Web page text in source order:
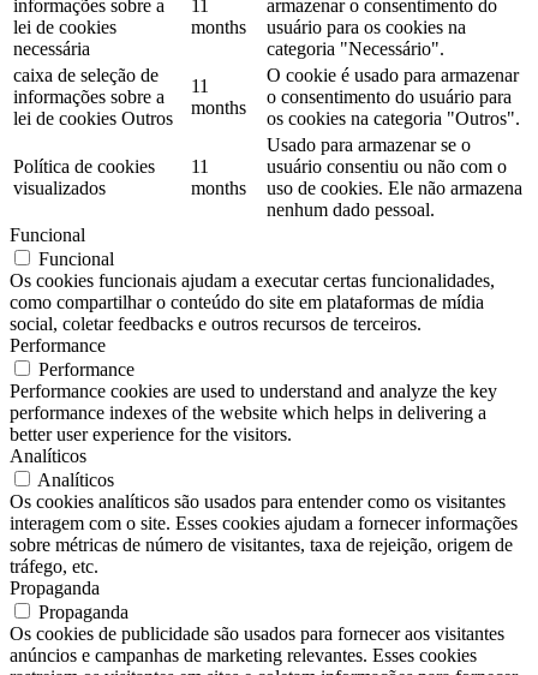
informações sobre a
lei de cookies
necessária
11
months
armazenar o consentimento do
usuário para os cookies na
categoria "Necessário".
caixa de seleção de
informações sobre a
lei de cookies Outros
11
months
O cookie é usado para armazenar
o consentimento do usuário para
os cookies na categoria "Outros".
Política de cookies
visualizados
11
months
Usado para armazenar se o
usuário consentiu ou não com o
uso de cookies. Ele não armazena
nenhum dado pessoal.
Funcional
Funcional
Os cookies funcionais ajudam a executar certas funcionalidades,
como compartilhar o conteúdo do site em plataformas de mídia
social, coletar feedbacks e outros recursos de terceiros.
Performance
Performance
Performance cookies are used to understand and analyze the key
performance indexes of the website which helps in delivering a
better user experience for the visitors.
Analíticos
Analíticos
Os cookies analíticos são usados ​​para entender como os visitantes
interagem com o site. Esses cookies ajudam a fornecer informações
sobre métricas de número de visitantes, taxa de rejeição, origem de
tráfego, etc.
Propaganda
Propaganda
Os cookies de publicidade são usados ​​para fornecer aos visitantes
anúncios e campanhas de marketing relevantes. Esses cookies